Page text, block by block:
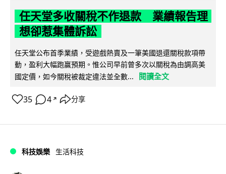
任天堂多收關稅不作退款 業績報告理
想卻惹集體訴訟
任天堂公布首季業績，受遊戲熱賣及一筆美國退還關稅款項帶
動，盈利大幅跑贏預期。惟公司早前曾多次以關稅為由調高美
國定價，如今關稅被裁定違法並全數...
閱讀全文
35 4 ↗ 分享
科技娛樂 生活科技